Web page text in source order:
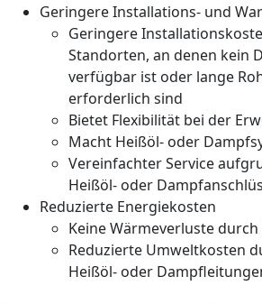
Geringere Installations- und
Geringere
Standorten, an denen kein
verfügbar ist oder lange
erforderlich sind
Bietet Flexibilität bei der
Macht Heißöl- oder
Vereinfachter Service
Heißöl- oder
Reduzierte Energiekosten
Keine Wärmeverluste
Reduzierte Umweltkosten
Heißöl- oder